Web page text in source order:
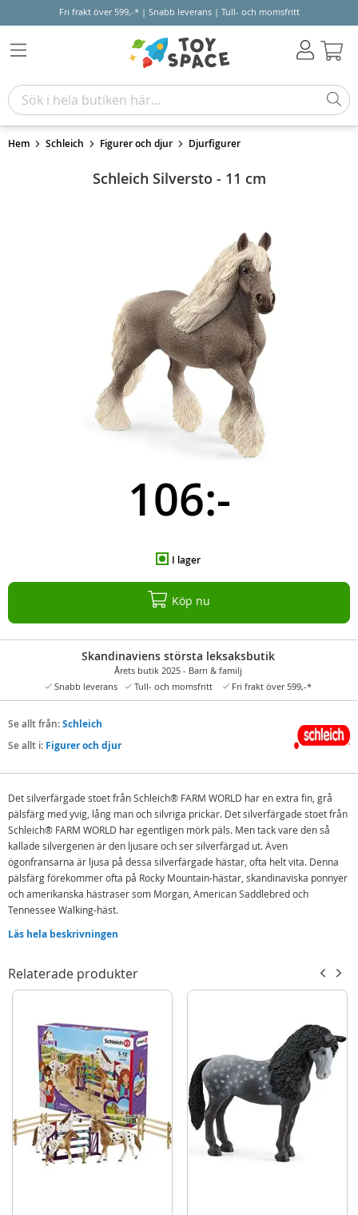
Fri frakt över 599,-* | Snabb leverans | Tull- och momsfritt
Hem Schleich Figurer och djur Djurfigurer
Schleich Silversto - 11 cm
106:-
I lager
Köp nu
Skandinaviens största leksaksbutik
Årets butik 2025 - Barn & familj
Snabb leverans
Tull- och momsfritt Fri frakt över 599,-*
Se allt från:Schleich
Se allt i: Figurer och djur
Det silverfärgade stoet från Schleich® FARM WORLD har en extra fin, grå
pälsfärg med yvig, lång man och silvriga prickar. Det silverfärgade stoet från
Schleich® FARM WORLD har egentligen mörk päls. Men tack vare den så
kallade silvergenen är den ljusare och ser silverfärgad ut. Även
ögonfransarna är ljusa på dessa silverfärgade hästar, ofta helt vita. Denna
pälsfärg förekommer ofta på Rocky Mountain-hästar, skandinaviska ponnyer
och amerikanska hästraser som Morgan, American Saddlebred och
Tennessee Walking-häst.
Roliga fakta
Utbredning: Hela världen
Primär livsmiljö: Savann, Gräsmark
Innehåll:
1 x Silver Dapple häst
Detaljer:
Mått: 14,4 x 3,6 x 10,9 cm (LxBxH)
Läs hela beskrivningen
Relaterade produkter